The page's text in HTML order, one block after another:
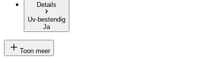
Details
Uv-bestendig
Ja
Toon meer